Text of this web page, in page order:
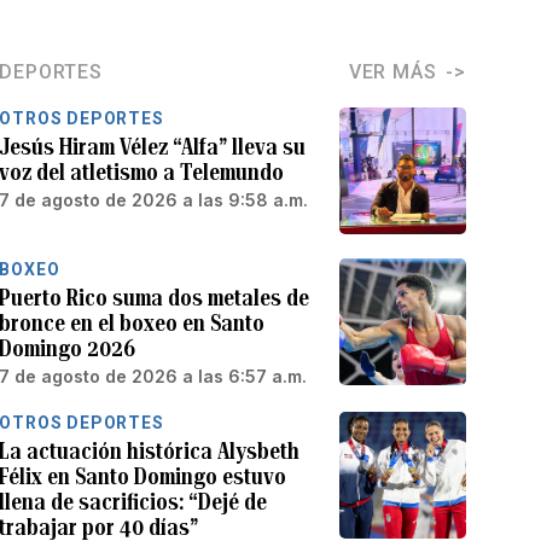
DEPORTES VER MÁS
OTROS DEPORTES
Jesús Hiram Vélez “Alfa” lleva su
voz del atletismo a Telemundo
7 de agosto de 2026 a las 9:58 a.m.
BOXEO
Puerto Rico suma dos metales de
bronce en el boxeo en Santo
Domingo 2026
7 de agosto de 2026 a las 6:57 a.m.
OTROS DEPORTES
La actuación histórica Alysbeth
Félix en Santo Domingo estuvo
llena de sacrificios: “Dejé de
trabajar por 40 días”